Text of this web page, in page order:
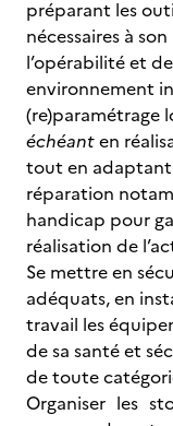
préparant les
nécessaires à
l’opérabilité et
environnement
(re)paramétrage
échéanten
tout en adaptant
réparation
handicap pour
réalisation de
Se mettre en
adéquats, en
travail les
de sa santé et
de toute
Organiser les